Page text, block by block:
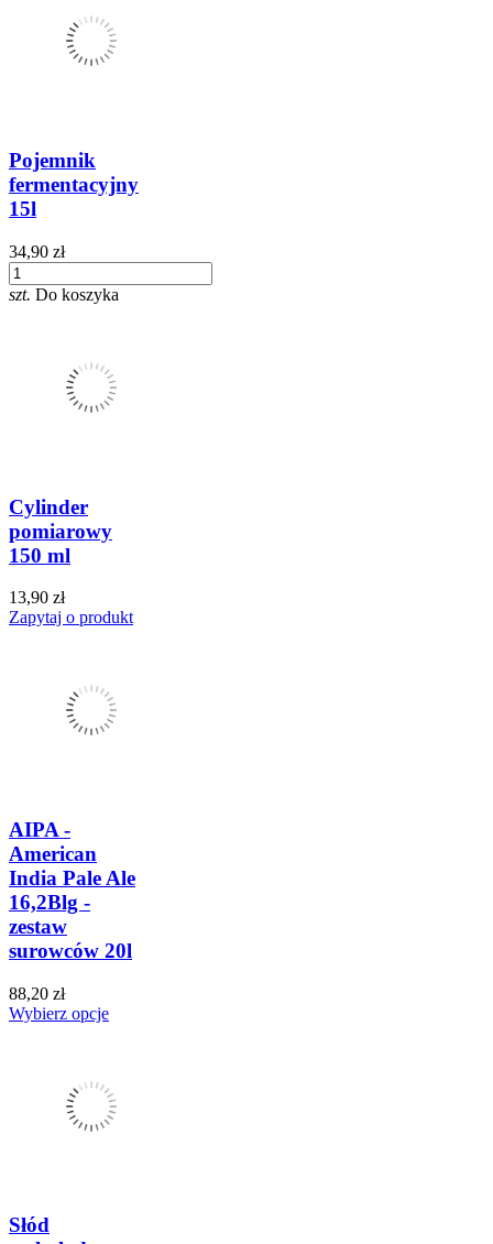
Pojemnik
fermentacyjny
15l
34,90 zł
szt. Do koszyka
Cylinder
pomiarowy
150 ml
13,90 zł
Zapytaj o produkt
AIPA -
American
India Pale Ale
16,2Blg -
zestaw
surowców 20l
88,20 zł
Wybierz opcje
Słód